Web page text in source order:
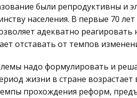
были репродуктивны и
населения. В первые 70
адекватно
отставать от темпов
надо формулировать и
жизни в стране
прохождения реформ,